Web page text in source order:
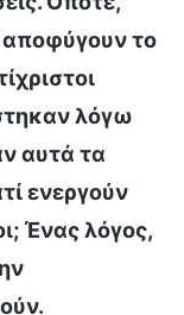
αποφύγουν το
λόγω
αυτά τα
ενεργούν
Ένας λόγος,